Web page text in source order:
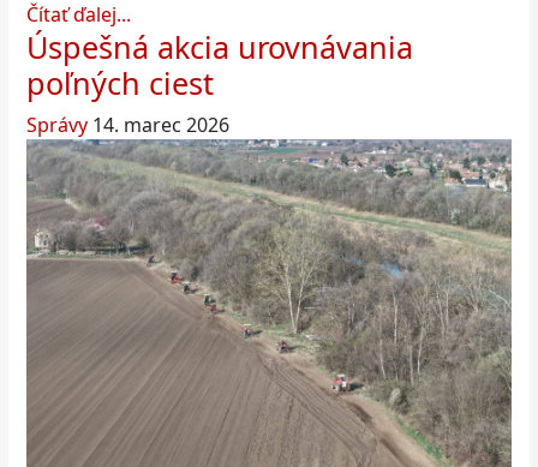
Čítať ďalej...
Úspešná akcia urovnávania
poľných ciest
Správy 14. marec 2026